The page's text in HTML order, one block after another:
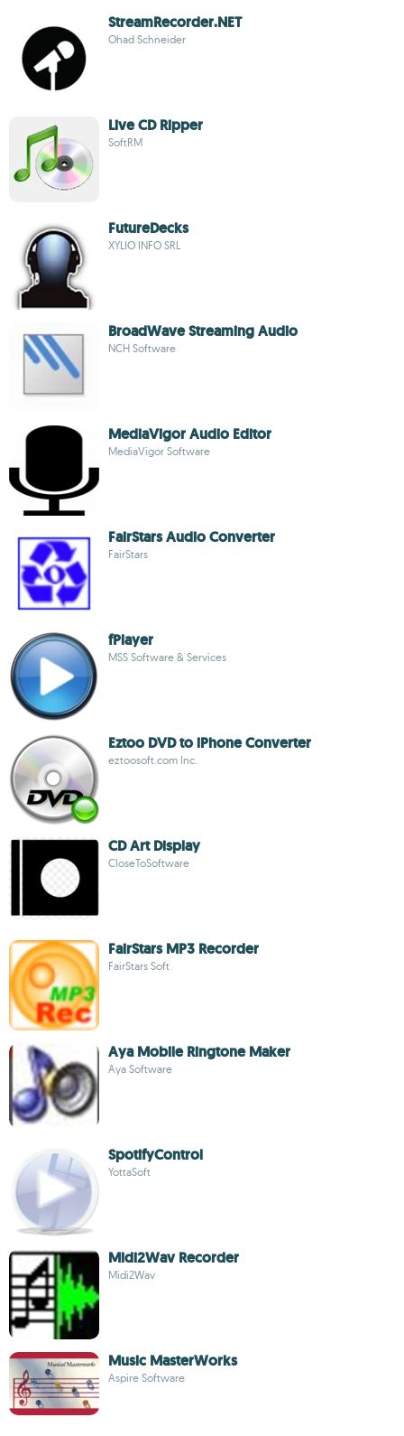
StreamRecorder.NET
Ohad Schneider
Live CD Ripper
SoftRM
FutureDecks
XYLIO INFO SRL
BroadWave Streaming Audio
NCH Software
MediaVigor Audio Editor
MediaVigor Software
FairStars Audio Converter
FairStars
fPlayer
MSS Software & Services
Eztoo DVD to iPhone Converter
eztoosoft.com Inc.
CD Art Display
CloseToSoftware
FairStars MP3 Recorder
FairStars Soft
Aya Mobile Ringtone Maker
Aya Software
SpotifyControl
YottaSoft
Midi2Wav Recorder
Midi2Wav
Music MasterWorks
Aspire Software